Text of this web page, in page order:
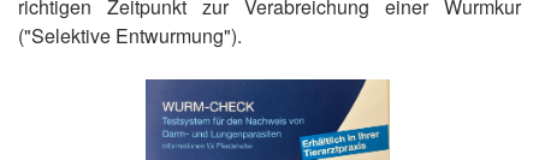
richtigen Zeitpunkt zur Verabreichung einer Wurmkur
("Selektive Entwurmung").